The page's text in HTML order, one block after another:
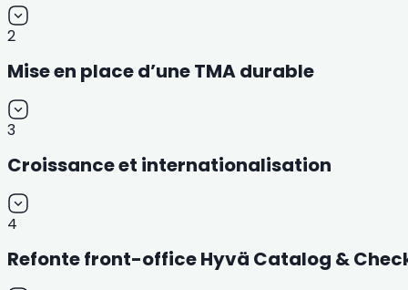
2
Mise en place d’une TMA durable
3
Croissance et internationalisation
4
Refonte front-office Hyvä Catalog &